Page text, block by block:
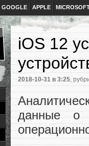
GOOGLE APPLE
iOS 12
2018-10-31 в 3:25,
данные о